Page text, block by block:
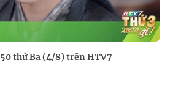
thứ Ba (4/8) trên HTV7